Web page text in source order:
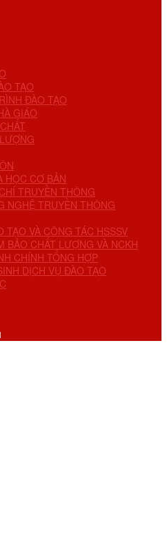
TẠO
ĐÀO TẠO
GIÁO
HỌC CƠ BẢN
TRUYỀN THÔNG
NGHỆ TRUYỀN THÔNG
TẠO VÀ CÔNG TÁC HSSSV
BẢO CHẤT LƯỢNG VÀ NCKH
CHÍNH TỔNG HỢP
DỊCH VỤ ĐÀO TẠO